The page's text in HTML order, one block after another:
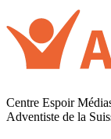
Centre Espoir
Adventiste de la